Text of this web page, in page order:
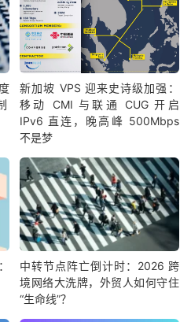
新加坡 VPS 迎来史诗级加强：
移动 CMI 与联通 CUG 开启
IPv6 直连，晚高峰 500Mbps
不是梦
中转节点阵亡倒计时：2026 跨
境网络大洗牌，外贸人如何守住
“生命线”？